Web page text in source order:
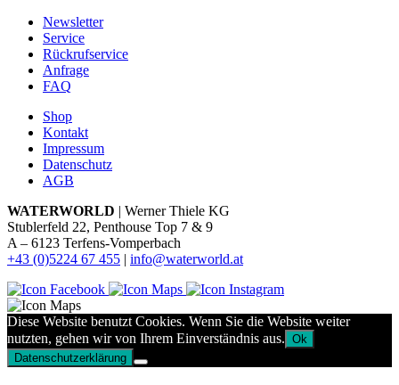
Newsletter
Service
Rückrufservice
Anfrage
FAQ
Shop
Kontakt
Impressum
Datenschutz
AGB
WATERWORLD | Werner Thiele KG
Stublerfeld 22, Penthouse Top 7 & 9
A – 6123 Terfens-Vomperbach
+43 (0)5224 67 455 | info@waterworld.at
Diese Website benutzt Cookies. Wenn Sie die Website weiter
nutzten, gehen wir von Ihrem Einverständnis aus. Ok
Datenschutzerklärung